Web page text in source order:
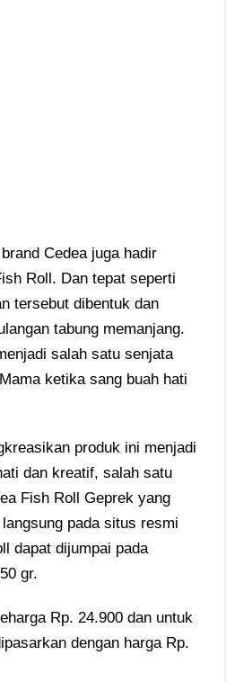
Cedea juga hadir
Roll. Dan tepat seperti
tersebut dibentuk dan
tabung memanjang.
salah satu senjata
ketika sang buah hati
produk ini menjadi
dan kreatif, salah satu
Fish Roll Geprek yang
pada situs resmi
dapat dijumpai pada
gr.
Rp. 24.900 dan untuk
dengan harga Rp.